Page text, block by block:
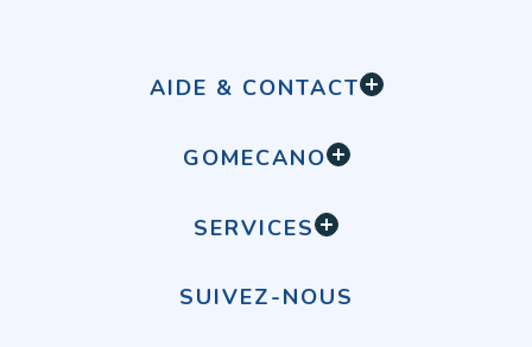
AIDE & CONTACT
GOMECANO
SERVICES
SUIVEZ-NOUS